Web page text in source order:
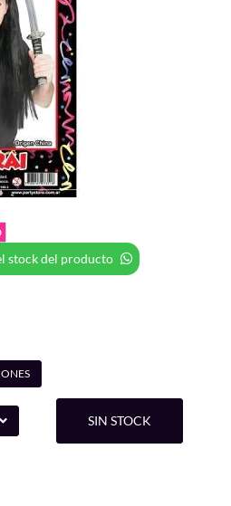
stock del producto
SIN STOCK